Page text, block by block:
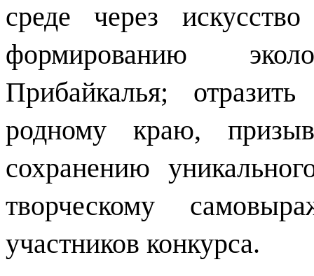
среде через
формированию
Прибайкалья;
родному краю,
сохранению
творческому
участников конкурса.